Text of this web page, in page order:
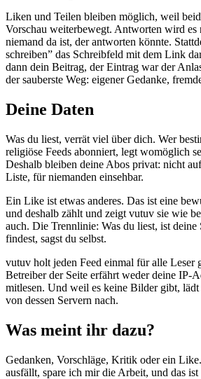
Liken und Teilen bleiben möglich, weil
Vorschau weiterbewegt. Antworten wird es
niemand da ist, der antworten könnte.
schreiben” das Schreibfeld mit dem Link
dann dein Beitrag, der Eintrag war der
der sauberste Weg: eigener Gedanke,
Deine Daten
Was du liest, verrät viel über dich. Wer
religiöse Feeds abonniert, legt womöglich
Deshalb bleiben deine Abos privat: nicht
Liste, für niemanden einsehbar.
Ein Like ist etwas anderes. Das ist eine
und deshalb zählt und zeigt vutuv sie wie
auch. Die Trennlinie: Was du liest, ist deine
findest, sagst du selbst.
vutuv holt jeden Feed einmal für alle Leser
Betreiber der Seite erfährt weder deine IP-
mitlesen. Und weil es keine Bilder gibt,
von dessen Servern nach.
Was meint ihr dazu?
Gedanken, Vorschläge, Kritik oder ein
ausfällt, spare ich mir die Arbeit, und das